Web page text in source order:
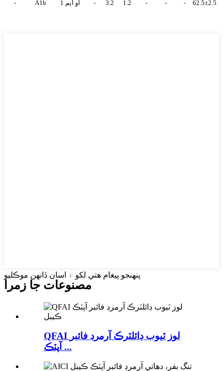
-
A1b او ايم 1 - 3.2 1.2 - - - 62.5±2.5
پنهنجو پيغام هتي لکو ۽ اسان ڏانهن موڪليو
مصنوعات جا زمرا
QFAI لوز ٽيوب ڊائلٽرڪ آرمرڊ فائبر
آپٽڪ ...